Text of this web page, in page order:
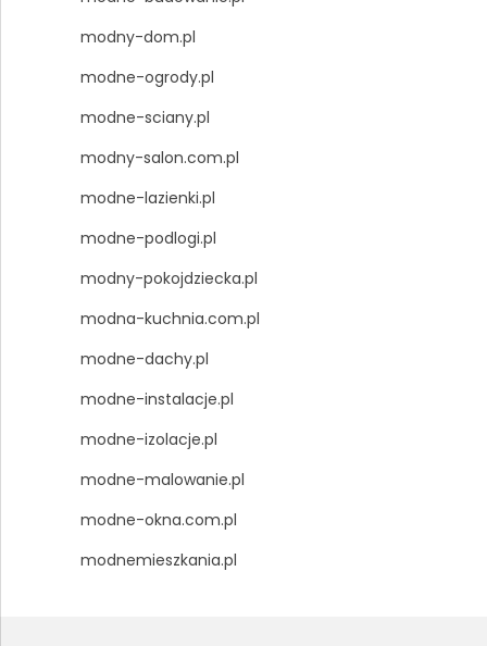
modny-dom.pl
modne-ogrody.pl
modne-sciany.pl
modny-salon.com.pl
modne-lazienki.pl
modne-podlogi.pl
modny-pokojdziecka.pl
modna-kuchnia.com.pl
modne-dachy.pl
modne-instalacje.pl
modne-izolacje.pl
modne-malowanie.pl
modne-okna.com.pl
modnemieszkania.pl